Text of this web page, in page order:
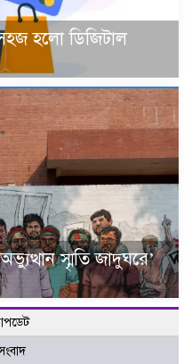
হলো ডিজিটাল
স্মৃতি জাদুঘরে’